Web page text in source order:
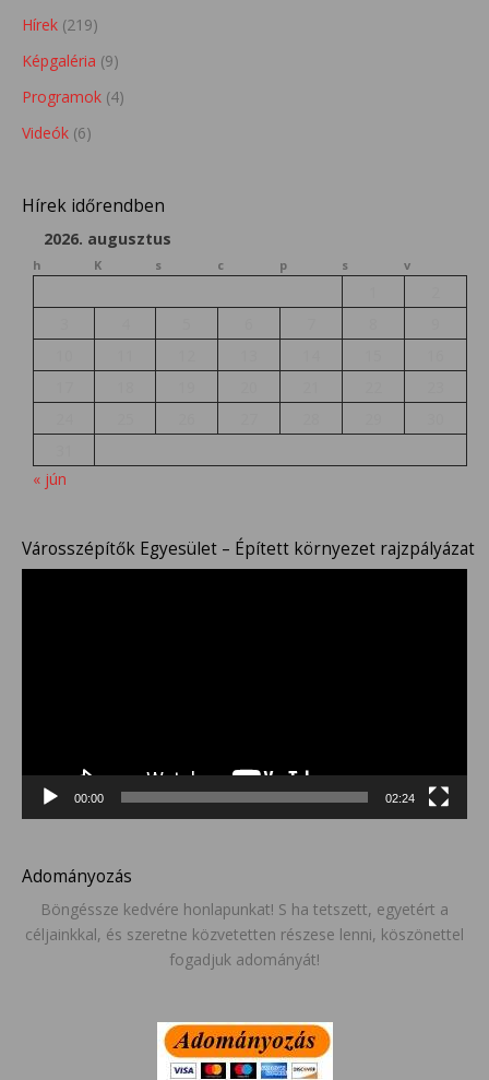
Hírek (219)
Képgaléria (9)
Programok (4)
Videók (6)
Hírek időrendben
2026. augusztus
h K s c p s v
« jún
Városszépítők Egyesület – Épített környezet rajzpályázat
00:00 02:24
Adományozás
Böngéssze kedvére honlapunkat! S ha tetszett, egyetért a
céljainkkal, és szeretne közvetetten részese lenni, köszönettel
fogadjuk adományát!